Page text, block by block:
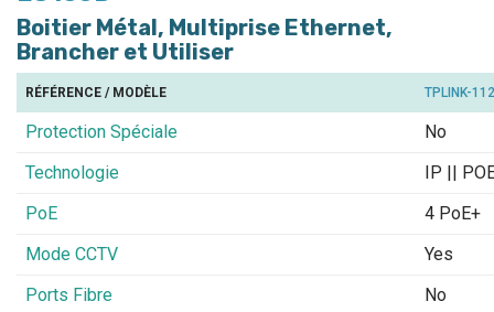
Boitier Métal, Multiprise Ethernet,
Brancher et Utiliser
RÉFÉRENCE / MODÈLE TPLINK-
Protection Spéciale
No
Technologie
IP ||
PoE
4 PoE+
Mode CCTV
Yes
Ports Fibre
No